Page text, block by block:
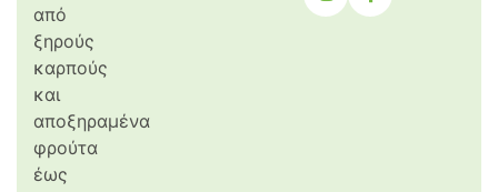
από
ξηρούς
καρπούς
και
αποξηραμένα
φρούτα
έως